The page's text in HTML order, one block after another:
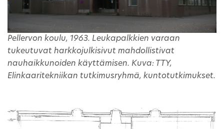
Pellervon koulu, 1963. Leukapalkkien varaan
tukeutuvat harkkojulkisivut mahdollistivat
nauhaikkunoiden käyttämisen. Kuva: TTY,
Elinkaaritekniikan tutkimusryhmä, kuntotutkimukset.